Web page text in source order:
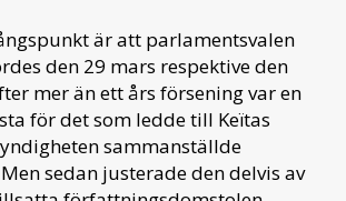
är att parlamentsvalen
den 29 mars respektive den
mer än ett års försening var en
för det som ledde till Keïtas
sammanställde
sedan justerade den delvis av